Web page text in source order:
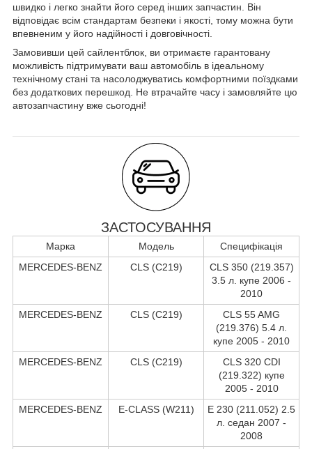
швидко і легко знайти його серед інших запчастин. Він
відповідає всім стандартам безпеки і якості, тому можна бути
впевненим у його надійності і довговічності.
Замовивши цей сайлентблок, ви отримаєте гарантовану
можливість підтримувати ваш автомобіль в ідеальному
технічному стані та насолоджуватись комфортними поїздками
без додаткових перешкод. Не втрачайте часу і замовляйте цю
автозапчастину вже сьогодні!
ЗАСТОСУВАННЯ
Марка Модель
Специфікація
MERCEDES-BENZ
CLS (C219)
CLS 350 (219.357)
3.5 л. купе 2006 -
2010
MERCEDES-BENZ
CLS (C219)
CLS 55 AMG
(219.376) 5.4 л.
купе 2005 - 2010
MERCEDES-BENZ
CLS (C219)
CLS 320 CDI
(219.322) купе
2005 - 2010
MERCEDES-BENZ
E-CLASS (W211)
E 230 (211.052) 2.5
л. седан 2007 -
2008